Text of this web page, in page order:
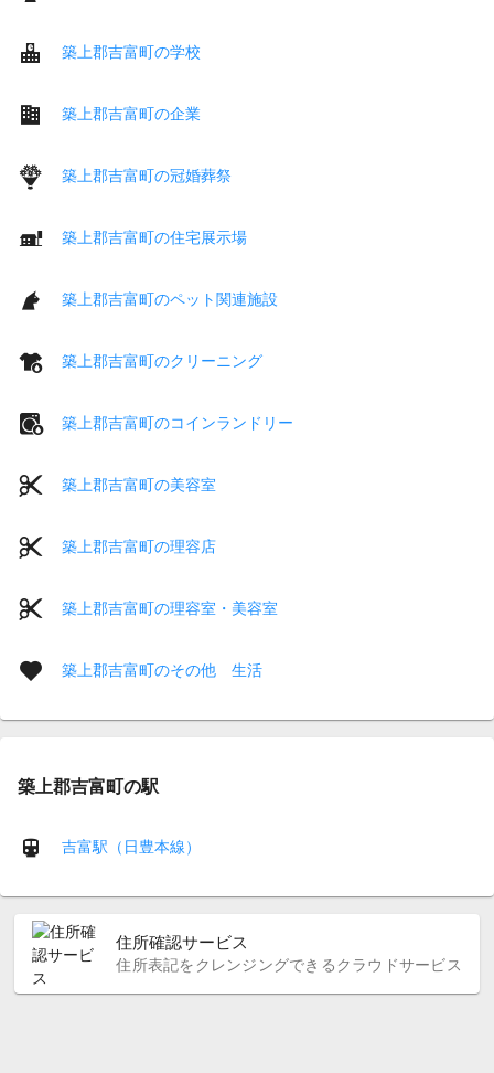
築上郡吉富町の学校
築上郡吉富町の企業
築上郡吉富町の冠婚葬祭
築上郡吉富町の住宅展示場
築上郡吉富町のペット関連施設
築上郡吉富町のクリーニング
築上郡吉富町のコインランドリー
築上郡吉富町の美容室
築上郡吉富町の理容店
築上郡吉富町の理容室・美容室
築上郡吉富町のその他 生活
築上郡吉富町の駅
吉富駅（日豊本線）
住所確認サービス
住所表記をクレンジングできるクラウドサービス